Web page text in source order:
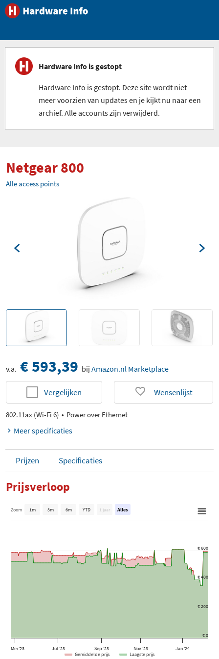
Hardware Info is gestopt
Hardware Info is gestopt. Deze site wordt niet
meer voorzien van updates en je kijkt nu naar een
archief. Alle accounts zijn verwijderd.
Netgear 800
Alle access points
v.a. € 593,39 bij Amazon.nl Marketplace
Vergelijken Wensenlijst
802.11ax (Wi-Fi 6) Power over Ethernet
Meer specificaties
Prijzen Specificaties
Prijsverloop
Mei '23 Jul '23 Sep '23 Nov '23 Jan '24
€ 0
€ 200
€ 400
€ 600
Zoom 1m 3m 6m YTD 1 jaar Alles
Gemiddelde prijs Laagste prijs